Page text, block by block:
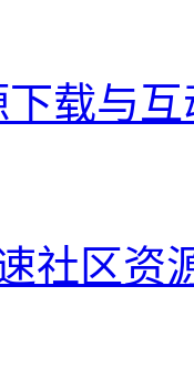
载与
社区资